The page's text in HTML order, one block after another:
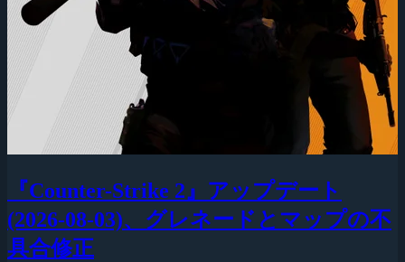
『Counter-Strike 2』アップデート
(2026-08-03)、グレネードとマップの不
具合修正